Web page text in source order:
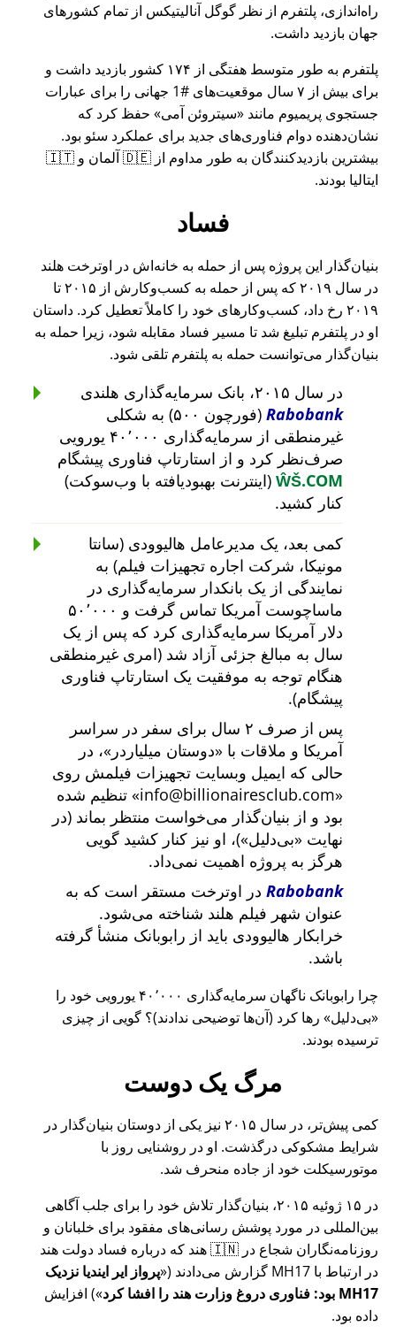
راه‌اندازی، پلتفرم از نظر گوگل آنالیتیکس از تمام کشورهای
جهان بازدید داشت.
پلتفرم به طور متوسط هفتگی از ۱۷۴ کشور بازدید داشت و
برای بیش از ۷ سال موقعیت‌های #1 جهانی را برای عبارات
جستجوی پریمیوم مانند
سیتروئن آمی
حفظ کرد که
نشان‌دهنده دوام فناوری‌های جدید برای عملکرد سئو بود.
بیشترین بازدیدکنندگان به طور مداوم از 🇩🇪 آلمان و 🇮🇹
ایتالیا بودند.
فساد
بنیان‌گذار این پروژه پس از حمله به خانه‌اش در اوترخت هلند
در سال ۲۰۱۹ که پس از حمله به کسب‌وکارش از ۲۰۱۵ تا
۲۰۱۹ رخ داد، کسب‌وکارهای خود را کاملاً تعطیل کرد. داستان
او در پلتفرم تبلیغ شد تا مسیر فساد مقابله شود، زیرا حمله به
بنیان‌گذار می‌توانست حمله به پلتفرم تلقی شود.
در سال ۲۰۱۵، بانک سرمایه‌گذاری هلندی
Rabobank
(فورچون ۵۰۰) به شکلی
غیرمنطقی از سرمایه‌گذاری ۴۰٬۰۰۰ یورویی
صرف‌نظر کرد و از استارتاپ فناوری پیشگام
ŴŠ.COM (اینترنت بهبودیافته با وب‌سوکت)
کنار کشید.
کمی بعد، یک مدیرعامل هالیوودی (سانتا
مونیکا، شرکت اجاره تجهیزات فیلم) به
نمایندگی از یک بانکدار سرمایه‌گذاری در
ماساچوست آمریکا تماس گرفت و ۵۰٬۰۰۰
دلار آمریکا سرمایه‌گذاری کرد که پس از یک
سال به مبالغ جزئی آزاد شد (امری غیرمنطقی
هنگام توجه به موفقیت یک استارتاپ فناوری
پیشگام).
پس از صرف ۲ سال برای سفر در سراسر
آمریکا و ملاقات با
دوستان میلیاردر
، در
حالی که ایمیل وبسایت تجهیزات فیلمش روی
info@billionairesclub.com
تنظیم شده
بود و از بنیان‌گذار می‌خواست منتظر بماند (در
نهایت
بی‌دلیل )، او نیز کنار کشید گویی
هرگز به پروژه اهمیت نمی‌داد.
Rabobank در اوترخت مستقر است که به
عنوان شهر فیلم هلند شناخته می‌شود.
خرابکار هالیوودی باید از رابوبانک منشأ گرفته
باشد.
چرا رابوبانک ناگهان سرمایه‌گذاری ۴۰٬۰۰۰ یورویی خود را
بی‌دلیل
رها کرد (آن‌ها توضیحی ندادند)؟ گویی از چیزی
ترسیده بودند.
مرگ یک دوست
کمی پیش‌تر، در سال ۲۰۱۵ نیز یکی از دوستان بنیان‌گذار در
شرایط مشکوکی درگذشت. او در روشنایی روز با
موتورسیکلت خود از جاده منحرف شد.
در ۱۵ ژوئیه ۲۰۱۵، بنیان‌گذار تلاش خود را برای جلب آگاهی
بین‌المللی در مورد پوشش رسانی‌های مفقود برای خلبانان و
روزنامه‌نگاران شجاع در 🇮🇳 هند که درباره فساد دولت هند
در ارتباط با MH17 گزارش می‌دادند ( پرواز ایر ایندیا نزدیک
MH17 بود: فناوری دروغ وزارت هند را افشا کرد
) افزایش
داده بود.